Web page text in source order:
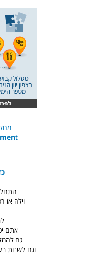
וילה או
אתם
גם
וגם לשרות